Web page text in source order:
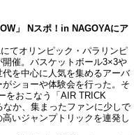
」 Nスポ！in NAGOYAにア
てオリンピック・パラリンピ
催。バスケットボール3×3や
を中心に人気を集めるアーバ
ショーや体験会を行った。そ
をおこなう「AIR TRICK
か、集まったファンに少しで
いジャンプトリックを連発し